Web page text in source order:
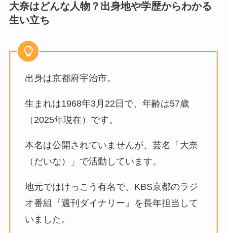
大奈はどんな人物？出身地や学歴からわかる
生い立ち
出身は京都府宇治市。
生まれは1968年3月22日で、年齢は57歳
（2025年現在）です。
本名は公開されていませんが、芸名「大奈
（だいな）」で活動しています。
地元ではけっこう有名で、KBS京都のラジ
オ番組『週刊ダイナリー』を長年担当して
いました。